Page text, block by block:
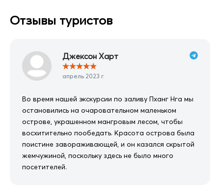
Отзывы туристов
Джексон Харт
★★★★★
апрель 2023 г.
Во время нашей экскурсии по заливу Пханг Нга мы
остановились на очаровательном маленьком
острове, украшенном мангровым лесом, чтобы
восхитительно пообедать. Красота острова была
поистине завораживающей, и он казался скрытой
жемчужиной, поскольку здесь не было много
посетителей.